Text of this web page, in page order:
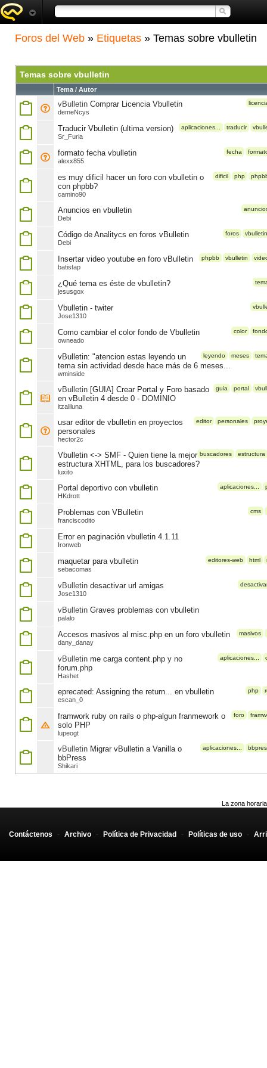
Foros del Web » Etiquetas » Temas sobre vbulletin
Temas sobre vbulletin
Tema / Autor
vBulletin Comprar Licencia Vbulletin
demeNcys
aplicaciones... traducir
Traducir Vbulletin (ultima version)
Sr_Furia
fecha
formato fecha vbulletin
alexx855
dificil php
es muy dificil hacer un foro con vbulletin o
con phpbb?
camino90
Anuncios en vbulletin
Debi
foros vbulletin
Código de Analitycs en foros vBulletin
Debi
phpbb vbulletin
Insertar video youtube en foro vBulletin
batistap
¿Qué tema es éste de vbulletin?
jesusgox
Vbulletin - twiter
Jose1310
color
Como cambiar el color fondo de Vbulletin
owneado
leyendo meses
vBulletin: "atencion estas leyendo un
tema sin actividad desde hace más de 6 meses...
wminside
guia portal
vBulletin [GUIA] Crear Portal y Foro basado
en vBulletin 4 desde 0 - DOMINIO
itzaliluna
editor personales
usar editor de vbulletin en proyectos
personales
hector2c
buscadores estructura
Vbulletin <-> SMF - Quien tiene la mejor
estructura XHTML, para los buscadores?
luxito
aplicaciones...
Portal deportivo con vbulletin
HKdrott
cms
Problemas con VBulletin
franciscodito
Error en paginación vbulletin 4.1.11
Ironweb
editores-web html
maquetar para vbulletin
sebacomas
vBulletin desactivar url amigas
Jose1310
vBulletin Graves problemas con vbulletin
palalo
masivos
Accesos masivos al misc.php en un foro vbulletin
dany_danay
aplicaciones...
vBulletin me carga content.php y no
forum.php
Hashet
php
eprecated: Assigning the return... en vbulletin
escan_0
foro
framwork ruby on rails o php-algun franmework o
solo PHP
lupeogt
aplicaciones...
vBulletin Migrar vBulletin a Vanilla o
bbPress
Shikari
La zona
Contáctenos - Archivo - Política de Privacidad - Políticas de uso -